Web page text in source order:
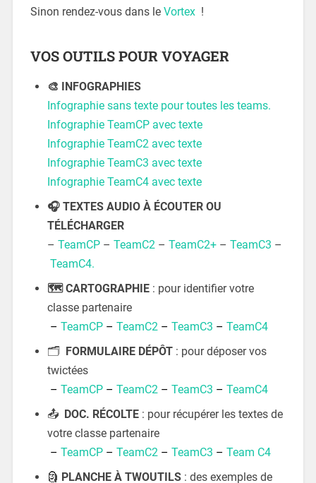
Sinon rendez-vous dans le Vortex!
VOS OUTILS POUR VOYAGER
🎨 INFOGRAPHIES
Infographie sans texte pour toutes les teams.
Infographie TeamCP avec texte
Infographie TeamC2 avec texte
Infographie TeamC3 avec texte
Infographie TeamC4 avec texte
🎧 TEXTES AUDIO À ÉCOUTER OU
TÉLÉCHARGER
– TeamCP– TeamC2 – TeamC2+ – TeamC3 –
TeamC4.
🗺 CARTOGRAPHIE: pour identifier votre
classe partenaire
– TeamCP– TeamC2 – TeamC3 – TeamC4
🗂 FORMULAIRE DÉPÔT: pour déposer vos
twictées
– TeamCP– TeamC2 – TeamC3 – TeamC4
📤 DOC. RÉCOLTE: pour récupérer les textes de
votre classe partenaire
– TeamCP– TeamC2 – TeamC3 – Team C4
🗿 PLANCHE À TWOUTILS: des exemples de